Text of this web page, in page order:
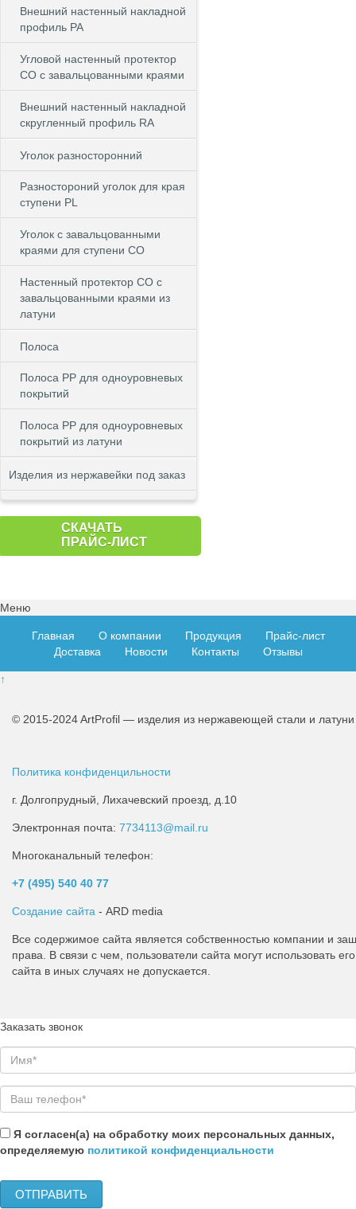
Внешний настенный накладной
профиль РА
Угловой настенный протектор
СО с завальцованными краями
Внешний настенный накладной
скругленный профиль RА
Уголок разносторонний
Разностороний уголок для края
ступени PL
Уголок с завальцованными
краями для ступени CO
Настенный протектор СО с
завальцованными краями из
латуни
Полоса
Полоса PP для одноуровневых
покрытий
Полоса PP для одноуровневых
покрытий из латуни
Изделия из нержавейки под заказ
СКАЧАТЬ
ПРАЙС-ЛИСТ
Меню
Главная О компании Продукция
Прайс-лист
Доставка
Новости Контакты Отзывы
↑
© 2015-2024 ArtProfil — изделия из нержавеющей стали и латуни
Политика конфиденцильности
г. Долгопрудный, Лихачевский проезд, д.10
Электронная почта: 7734113@mail.ru
Многоканальный телефон:
+7 (495) 540 40 77
Создание сайта - ARD media
Все содержимое сайта является собственностью компании и
права. В связи с чем, пользователи сайта могут использовать
сайта в иных случаях не допускается.
Заказать звонок
Я согласен(а) на обработку моих персональных данных,
определяемую политикой конфиденциальности